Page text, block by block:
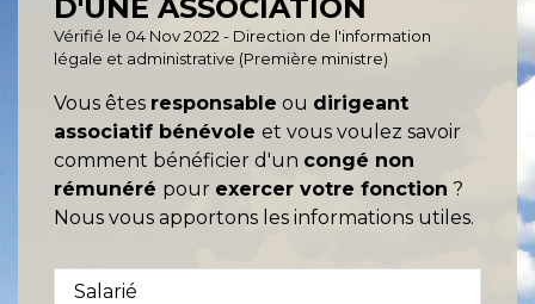
D'UNE ASSOCIATION
Vérifié le 04 Nov 2022 - Direction de l'information
légale et administrative (Première ministre)
Vous êtes responsable ou dirigeant
associatif bénévole et vous voulez savoir
comment bénéficier d'un congé non
rémunéré pour exercer votre fonction ?
Nous vous apportons les informations utiles.
Salarié